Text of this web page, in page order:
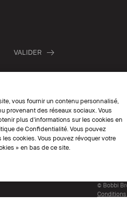
SUIVEZ-
© Bobbi
Conditions
vous fournir un contenu personnalisé,
provenant des réseaux sociaux. Vous
plus d'informations sur les cookies en
de Confidentialité. Vous pouvez
cookies. Vous pouvez révoquer votre
» en bas de ce site.